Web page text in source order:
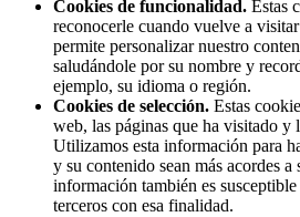
Cookies de funcionalidad. Estas
reconocerle cuando vuelve a
permite personalizar nuestro
saludándole por su nombre y
ejemplo, su idioma o región.
Cookies de selección. Estas
web, las páginas que ha visitado y
Utilizamos esta información para
y su contenido sean más acordes a
información también es
terceros con esa finalidad.